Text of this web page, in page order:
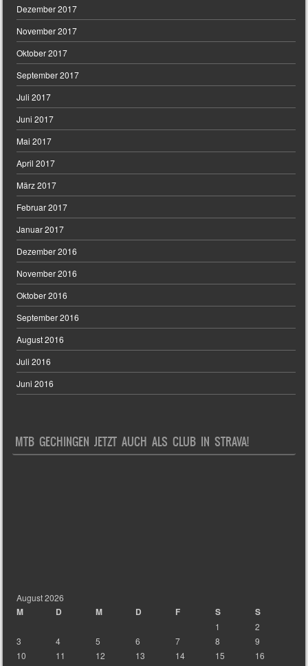
Dezember 2017
November 2017
Oktober 2017
September 2017
Juli 2017
Juni 2017
Mai 2017
April 2017
März 2017
Februar 2017
Januar 2017
Dezember 2016
November 2016
Oktober 2016
September 2016
August 2016
Juli 2016
Juni 2016
MTB GECHINGEN JETZT AUCH ALS CLUB IN STRAVA!
August 2026
M D M D F S S
1
2
3
4 5 6 7 8
9
10
11 12 13 14 15
16